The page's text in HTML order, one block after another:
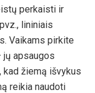
perkaisti ir
lininiais
Vaikams pirkite
apsaugos
žiemą išvykus
reikia naudoti